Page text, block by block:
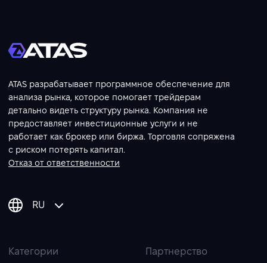
ATAS разрабатывает программное обеспечение для
анализа рынка, которое помогает трейдерам
детально видеть структуру рынка. Компания не
предоставляет инвестиционные услуги и не
работает как брокер или биржа. Торговля сопряжена
с риском потерять капитал.
Отказ от ответственности
RU
Категории Партнерство